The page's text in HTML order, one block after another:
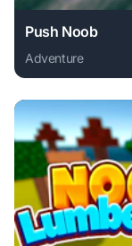
Push Noob
Adventure
Play Push